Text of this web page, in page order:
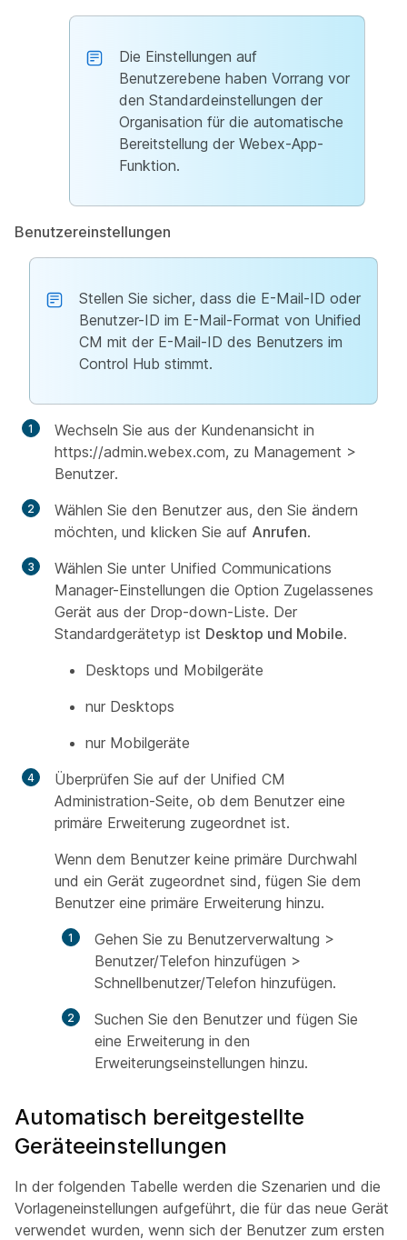
Die Einstellungen auf
Benutzerebene haben Vorrang vor
den Standardeinstellungen der
Organisation für die automatische
Bereitstellung der Webex-App-
Funktion.
Benutzereinstellungen
Stellen Sie sicher, dass die E-Mail-ID oder
Benutzer-ID im E-Mail-Format von Unified
CM mit der E-Mail-ID des Benutzers im
Control Hub stimmt.
Wechseln Sie aus der Kundenansicht in
https://admin.webex.com, zu Management >
Benutzer.
Wählen Sie den Benutzer aus, den Sie ändern
möchten, und klicken Sie auf Anrufen.
Wählen Sie unter Unified Communications
Manager-Einstellungen die Option Zugelassenes
Gerät aus der Drop-down-Liste. Der
Standardgerätetyp ist Desktop und Mobile.
Desktops und Mobilgeräte
nur Desktops
nur Mobilgeräte
Überprüfen Sie auf der Unified CM
Administration-Seite, ob dem Benutzer eine
primäre Erweiterung zugeordnet ist.
Wenn dem Benutzer keine primäre Durchwahl
und ein Gerät zugeordnet sind, fügen Sie dem
Benutzer eine primäre Erweiterung hinzu.
Gehen Sie zu Benutzerverwaltung >
Benutzer/Telefon hinzufügen >
Schnellbenutzer/Telefon hinzufügen.
Suchen Sie den Benutzer und fügen Sie
eine Erweiterung in den
Erweiterungseinstellungen hinzu.
Automatisch bereitgestellte
Geräteeinstellungen
In der folgenden Tabelle werden die Szenarien und die
Vorlageneinstellungen aufgeführt, die für das neue Gerät
verwendet wurden, wenn sich der Benutzer zum ersten